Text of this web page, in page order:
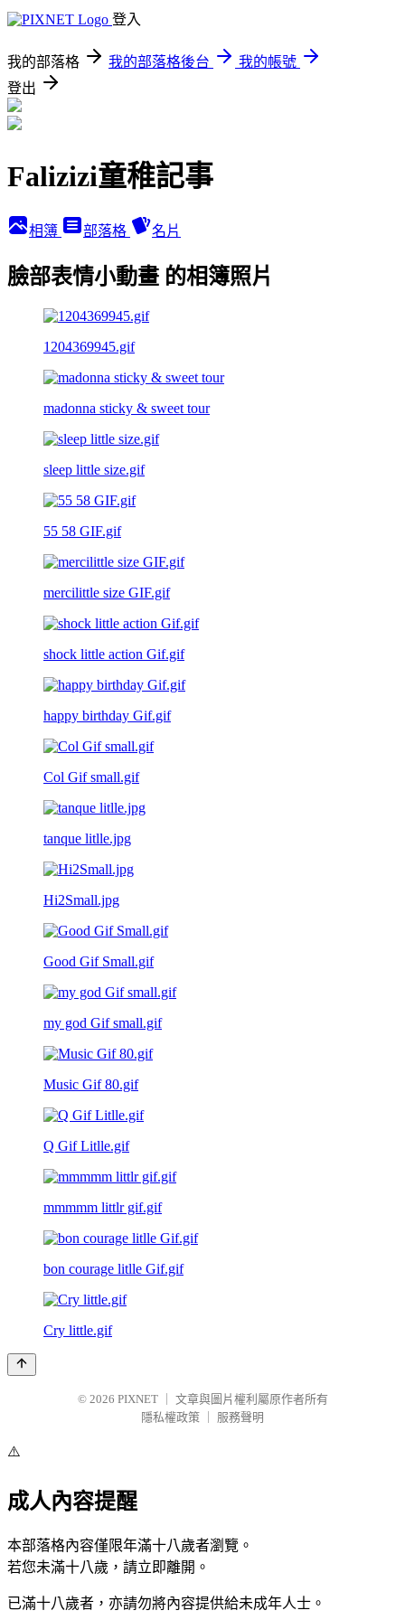
登入
我的部落格 我的部落格後台
我的帳號
登出
Falizizi童稚記事
相簿 部落格 名片
臉部表情小動畫 的相簿照片
1204369945.gif
madonna sticky & sweet tour
sleep little size.gif
55 58 GIF.gif
mercilittle size GIF.gif
shock little action Gif.gif
happy birthday Gif.gif
Col Gif small.gif
tanque litlle.jpg
Hi2Small.jpg
Good Gif Small.gif
my god Gif small.gif
Music Gif 80.gif
Q Gif Litlle.gif
mmmmm littlr gif.gif
bon courage litlle Gif.gif
Cry little.gif
© 2026 PIXNET
文章與圖片權利屬原作者所有
隱私權政策
服務聲明
⚠️
成人內容提醒
本部落格內容僅限年滿十八歲者瀏覽。
若您未滿十八歲，請立即離開。
已滿十八歲者，亦請勿將內容提供給未成年人士。